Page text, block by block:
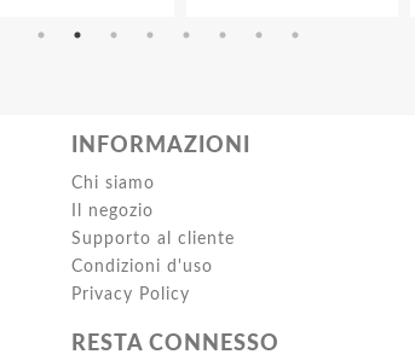
INFORMAZIONI
Chi siamo
Il negozio
Supporto al cliente
Condizioni d'uso
Privacy Policy
RESTA CONNESSO